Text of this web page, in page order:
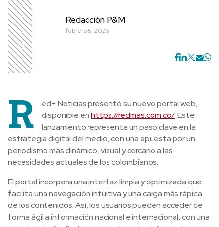
Redacción P&M
febrero 5, 2026
R
ed+ Noticias presentó su nuevo portal web,
disponible enhttps://redmas.com.co/. Este
lanzamiento representa un paso clave en la
estrategia digital del medio, con una apuesta por un
periodismo más dinámico, visual y cercano a las
necesidades actuales de los colombianos.
El portal incorpora una interfaz limpia y optimizada que
facilita una navegación intuitiva y una carga más rápida
de los contenidos. Así, los usuarios pueden acceder de
forma ágil a información nacional e internacional, con una